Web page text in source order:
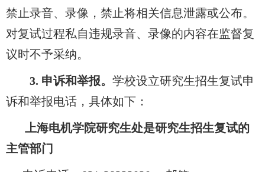
禁止录音、录像，禁止将相关信息泄露或公布。
对复试过程私自违规录音、录像的内容在监督复
议时不予采纳。
3. 申诉和举报。 学校设立研究生招生复试申
诉和举报电话，具体如下：
上海电机学院研究生处是研究生招生复试的
主管部门